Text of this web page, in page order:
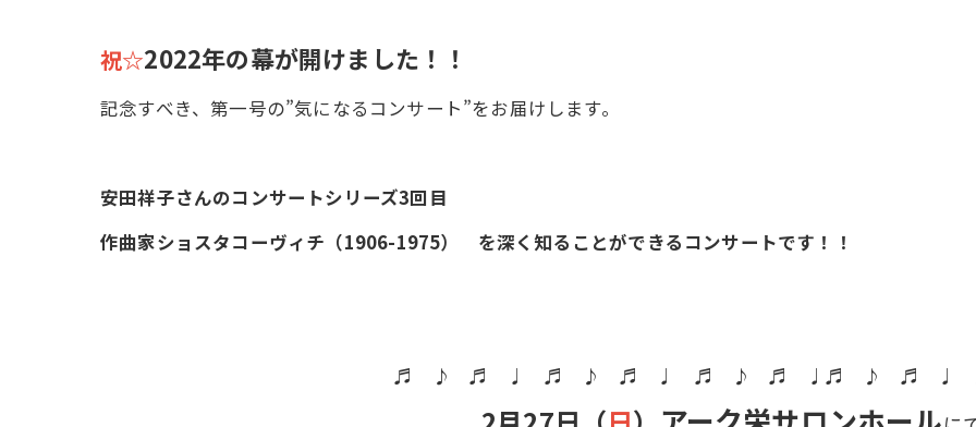
祝☆2022年の幕が開けました！！
記念すべき、第一号の”気になるコンサート”をお届けします。
安田祥子さんのコンサートシリーズ3回目
作曲家ショスタコーヴィチ（1906-1975） を深く知ることができるコンサートです！！
♬ ♪ ♬ ♩ ♬ ♪ ♬ ♩ ♬ ♪ ♬ ♩♬ ♪ ♬ ♩